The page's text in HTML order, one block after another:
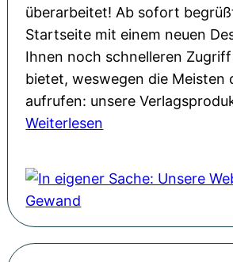
überarbeitet! Ab sofort
Startseite mit einem neuen
Ihnen noch schnelleren
bietet, weswegen die Meisten
aufrufen: unsere
Weiterlesen
e